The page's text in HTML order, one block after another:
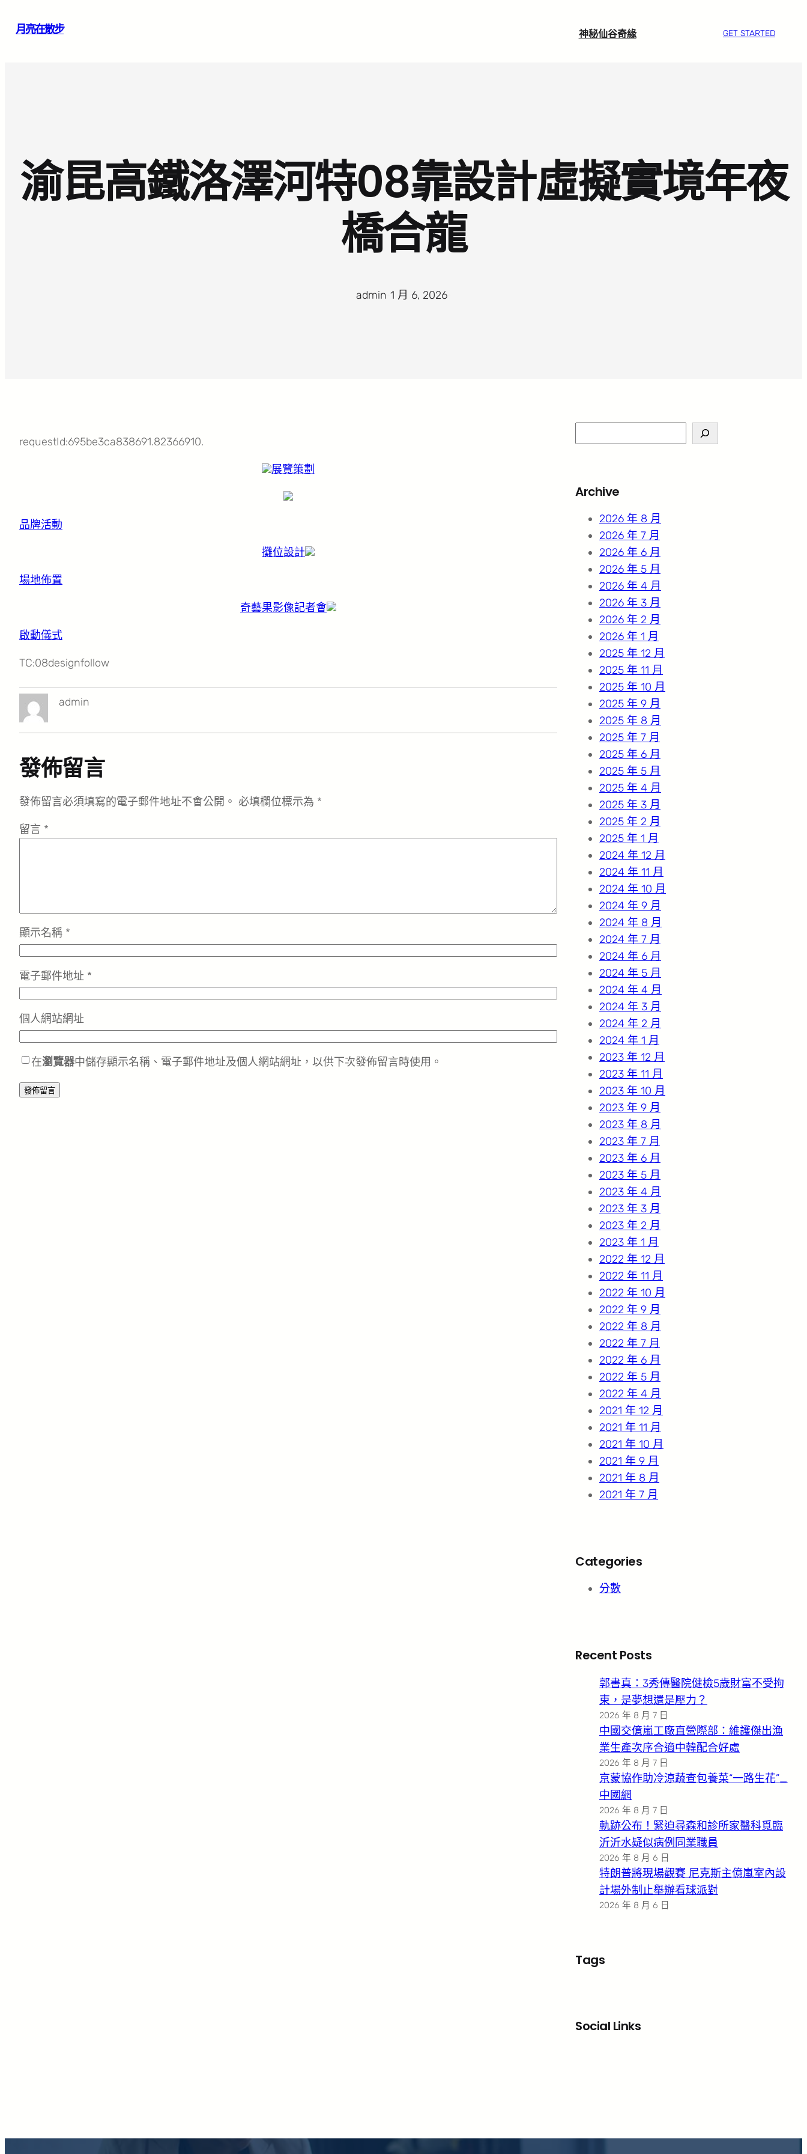
月亮在散步 神秘仙谷奇緣 GET STARTED
渝昆高鐵洛澤河特08靠設計虛擬實境年夜
橋合龍
admin 1 月 6, 2026
requestId:695be3ca838691.82366910.
展覽策劃
品牌活動
攤位設計
場地佈置
奇藝果影像記者會
啟動儀式
TC:08designfollow
admin
發佈留言
發佈留言必須填寫的電子郵件地址不會公開。 必填欄位標示為 *
留言 *
顯示名稱 *
電子郵件地址 *
個人網站網址
在瀏覽器中儲存顯示名稱、電子郵件地址及個人網站網址，以供下次發佈留言時使用。
e
c
Archive
2026 年 8 月
2026 年 7 月
2026 年 6 月
2026 年 5 月
2026 年 4 月
2026 年 3 月
2026 年 2 月
2026 年 1 月
2025 年 12 月
2025 年 11 月
2025 年 10 月
2025 年 9 月
2025 年 8 月
2025 年 7 月
2025 年 6 月
2025 年 5 月
2025 年 4 月
2025 年 3 月
2025 年 2 月
2025 年 1 月
2024 年 12 月
2024 年 11 月
2024 年 10 月
2024 年 9 月
2024 年 8 月
2024 年 7 月
2024 年 6 月
2024 年 5 月
2024 年 4 月
2024 年 3 月
2024 年 2 月
2024 年 1 月
2023 年 12 月
2023 年 11 月
2023 年 10 月
2023 年 9 月
2023 年 8 月
2023 年 7 月
2023 年 6 月
2023 年 5 月
2023 年 4 月
2023 年 3 月
2023 年 2 月
2023 年 1 月
2022 年 12 月
2022 年 11 月
2022 年 10 月
2022 年 9 月
2022 年 8 月
2022 年 7 月
2022 年 6 月
2022 年 5 月
2022 年 4 月
2021 年 12 月
2021 年 11 月
2021 年 10 月
2021 年 9 月
2021 年 8 月
2021 年 7 月
Categories
分數
Recent Posts
郭書真：3秀傳醫院健檢5歲財富不受拘
束，是夢想還是壓力？
2026 年 8 月 7 日
中國交億嵐工廠直營際部：維護傑出漁
業生產次序合適中韓配合好處
2026 年 8 月 7 日
京蒙協作助冷涼蔬查包養菜“一路生花”_
中國網
2026 年 8 月 7 日
軌跡公布！緊迫尋森和診所家醫科覓臨
沂沂水疑似病例同業職員
2026 年 8 月 6 日
特朗普將現場觀賽 尼克斯主億嵐室內設
計場外制止舉辦看球派對
2026 年 8 月 6 日
Tags
Social Links